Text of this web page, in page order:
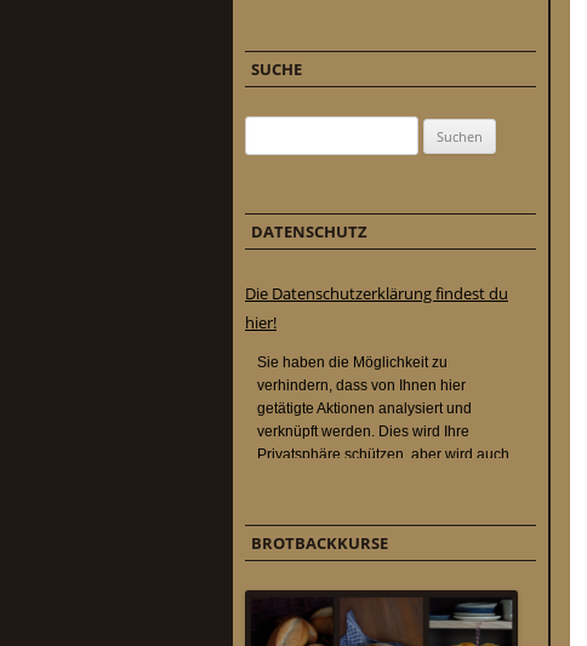
SUCHE
DATENSCHUTZ
Die Datenschutzerklärung findest du
hier!
BROTBACKKURSE